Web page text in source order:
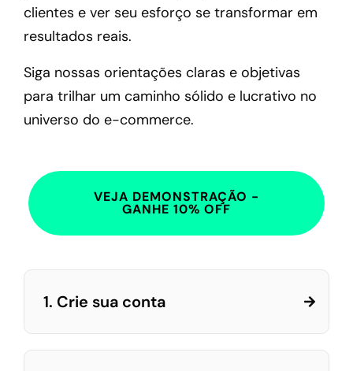
clientes e ver seu esforço se transformar em
resultados reais.
Siga nossas orientações claras e objetivas
para trilhar um caminho sólido e lucrativo no
universo do e-commerce.
VEJA DEMONSTRAÇÃO -
GANHE 10% OFF
1. Crie sua conta